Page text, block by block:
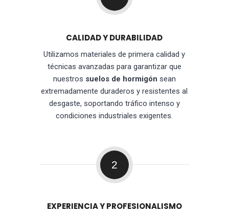
CALIDAD Y DURABILIDAD
Utilizamos materiales de primera calidad y
técnicas avanzadas para garantizar que
nuestros suelos de hormigón sean
extremadamente duraderos y resistentes al
desgaste, soportando tráfico intenso y
condiciones industriales exigentes.
2
EXPERIENCIA Y PROFESIONALISMO